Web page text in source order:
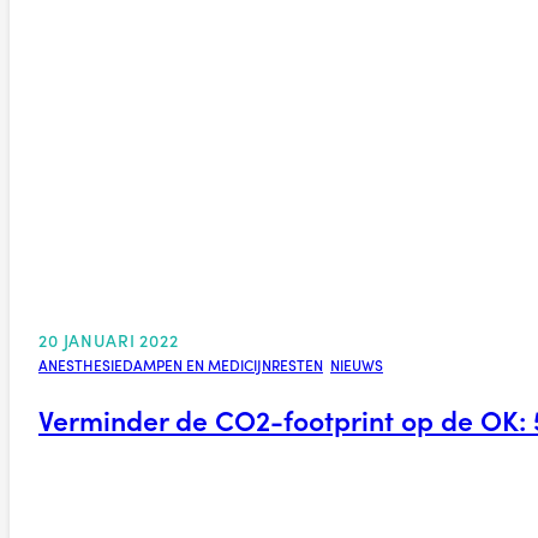
20 JANUARI 2022
ANESTHESIEDAMPEN EN MEDICIJNRESTEN NIEUWS
Verminder de CO2-footprint op de OK: